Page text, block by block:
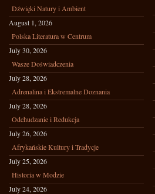
Dźwięki Natury i Ambient
August 1, 2026
Polska Literatura w Centrum
July 30, 2026
Wasze Doświadczenia
July 28, 2026
Adrenalina i Ekstremalne Doznania
July 28, 2026
Odchudzanie i Redukcja
July 26, 2026
Afrykańskie Kultury i Tradycje
July 25, 2026
Historia w Modzie
July 24, 2026